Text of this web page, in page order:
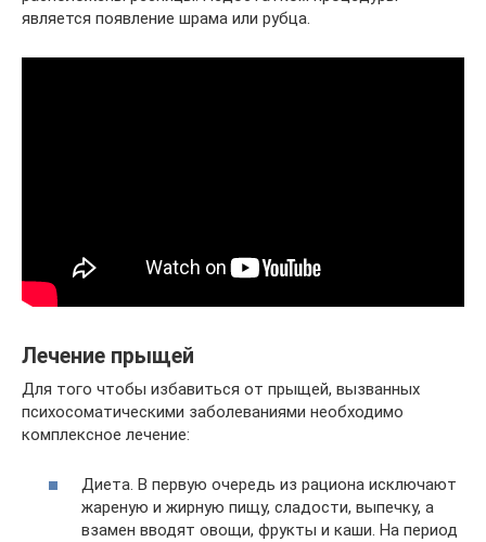
является появление шрама или рубца.
Лечение прыщей
Для того чтобы избавиться от прыщей, вызванных
психосоматическими заболеваниями необходимо
комплексное лечение:
Диета. В первую очередь из рациона исключают
жареную и жирную пищу, сладости, выпечку, а
взамен вводят овощи, фрукты и каши. На период